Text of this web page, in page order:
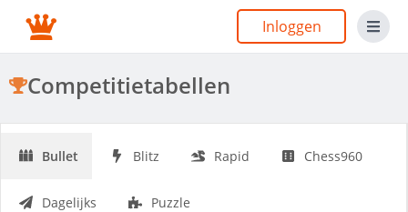
Inloggen
Competitietabellen
Bullet Blitz Rapid Chess960
Dagelijks Puzzle